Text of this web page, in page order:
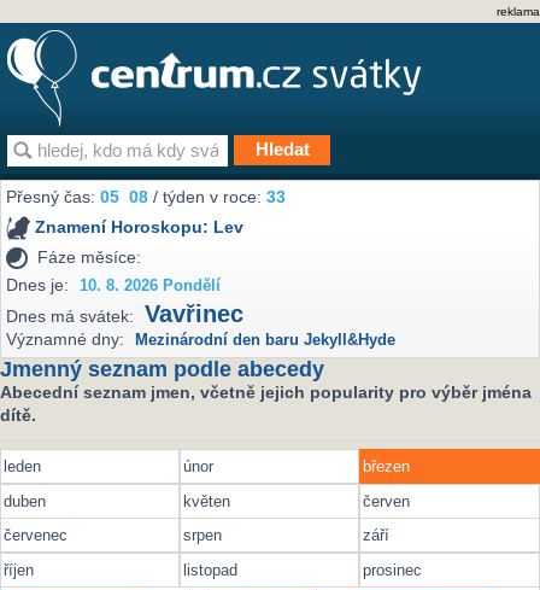
reklama
Přesný čas:05 08 / týden v roce:33
Znamení Horoskopu: Lev
Fáze měsíce:
Dnes je:
10. 8. 2026 Pondělí
Dnes má svátek: Vavřinec
Významné dny: Mezinárodní den baru Jekyll&Hyde
Jmenný seznam podle abecedy
Abecední seznam jmen, včetně jejich popularity pro výběr jména
dítě.
leden únor
březen
duben
květen
červen
červenec
srpen
září
říjen
listopad prosinec